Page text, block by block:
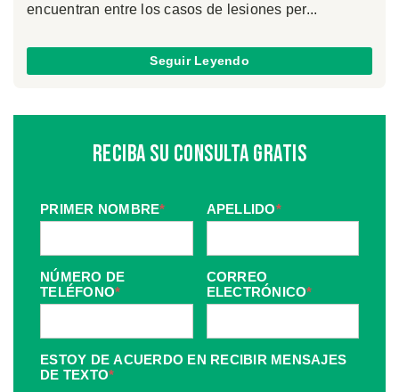
encuentran entre los casos de lesiones per...
Seguir Leyendo
Reciba Su Consulta Gratis
PRIMER NOMBRE* APELLIDO*
NÚMERO DE
TELÉFONO*
CORREO
ELECTRÓNICO*
ESTOY DE ACUERDO EN RECIBIR MENSAJES
DE TEXTO*